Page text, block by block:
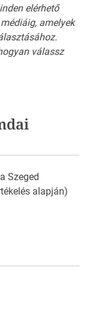
elérhető
amelyek
válassz
Szeged
alapján)